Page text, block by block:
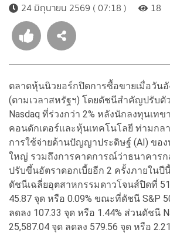
24 มิถุนายน 2569 ( 07:18 )
18
ตลาดหุ้นนิวยอร์กปิดการซื้อขายเมื่อวัน
(ตามเวลาสหรัฐฯ) โดยดัชนีสำคัญปรับตั
Nasdaq ที่ร่วงกว่า 2% หลังนักลงทุนเท
คอนดักเตอร์และหุ้นเทคโนโลยี ท่ามกล
การใช้จ่ายด้านปัญญาประดิษฐ์ (AI) ขอ
ใหญ่ รวมถึงการคาดการณ์ว่าธนาคารก
ปรับขึ้นอัตราดอกเบี้ยอีก 2 ครั้งภายในปี
ดัชนีเฉลี่ยอุตสาหกรรมดาวโจนส์ปิดที่
45.87 จุด หรือ 0.09% ขณะที่ดัชนี S&P
ลดลง 107.33 จุด หรือ 1.44% ส่วนดัชนี
25,587.04 จุด ลดลง 579.56 จุด หรือ